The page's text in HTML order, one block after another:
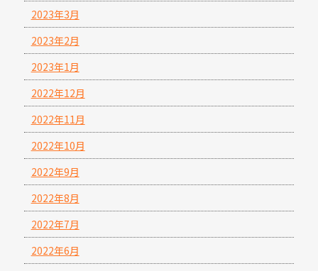
2023年3月
2023年2月
2023年1月
2022年12月
2022年11月
2022年10月
2022年9月
2022年8月
2022年7月
2022年6月